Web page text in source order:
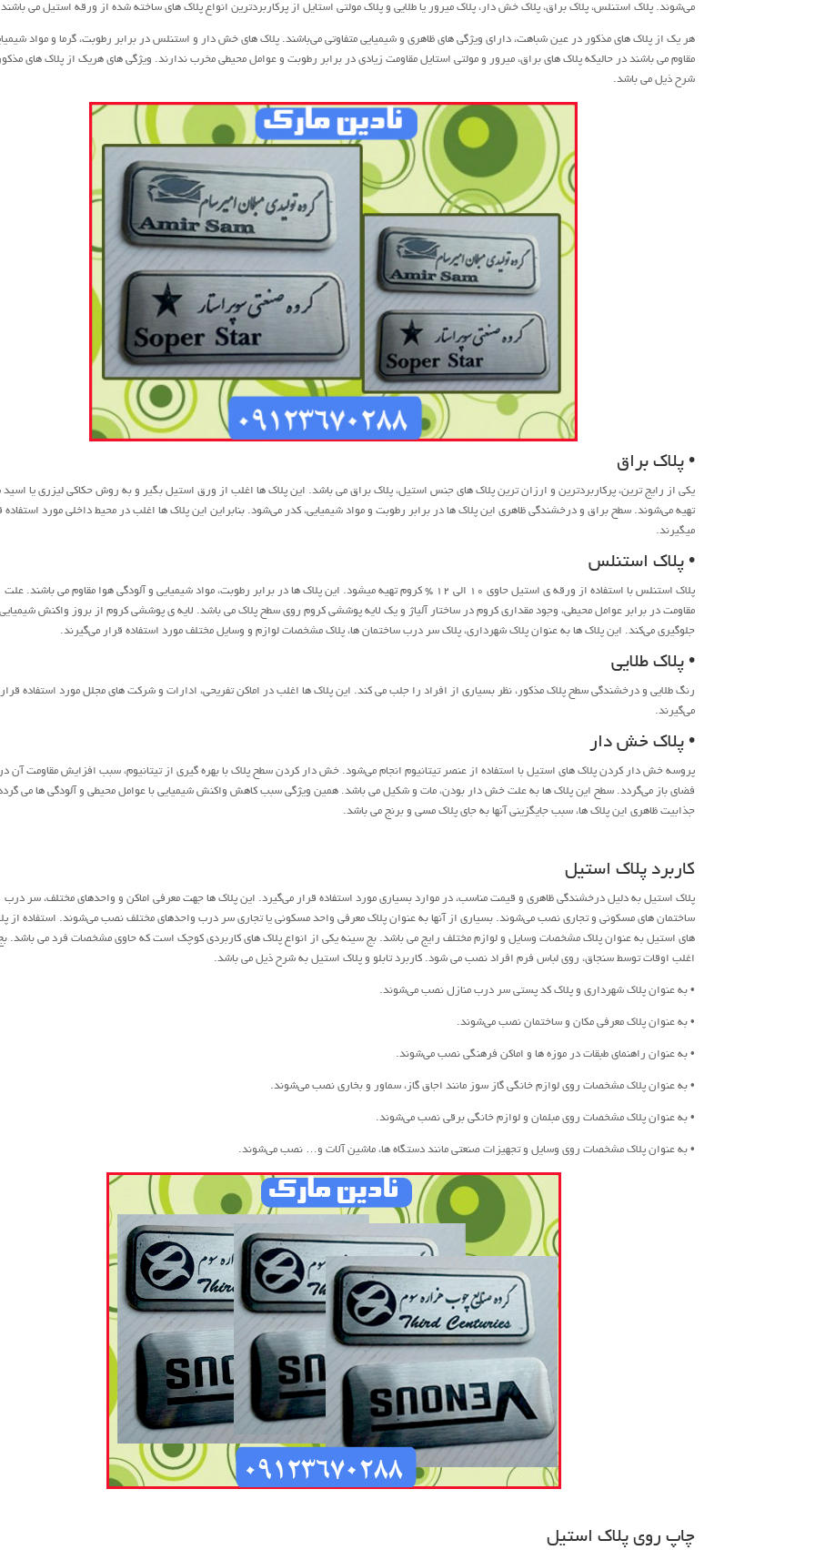
می‌شوند. پلاک استنلس، پلاک براق، پلاک خش دار، پلاک میرور یا طلایی و پلاک مولتی استایل از پرکاربردترین انواع پلاک های ساخته شده از ورقه استیل می
هر یک از پلاک های مذکور در عین شباهت، دارای ویژگی های ظاهری و شیمیایی متفاوتی می‌باشند. پلاک های خش دار و استنلس در برابر رطوبت، گرما و مواد
مقاوم می باشند در حالیکه پلاک های براق، میرور و مولتی استایل مقاومت زیادی در برابر رطوبت و عوامل محیطی مخرب ندارند. ویژگی های هریک از پلاک های
شرح ذیل می باشد.
• پلاک براق
یکی از رایج ترین، پرکاربردترین و ارزان ترین پلاک های جنس استیل، پلاک براق می باشد. این پلاک ها اغلب از ورق استیل بگیر و به روش حکاکی لیزری یا
تهیه می‌شوند. سطح براق و درخشندگی ظاهری این پلاک ها در برابر رطوبت و مواد شیمیایی، کدر می‌شود. بنابراین این پلاک ها اغلب در محیط داخلی مورد استفاده
میگیرند.
• پلاک استنلس
پلاک استنلس با استفاده از ورقه ی استیل حاوی 10 الی 12 % کروم تهیه میشود. این پلاک ها در برابر رطوبت، مواد شیمیایی و آلودگی هوا مقاوم می باشند. علت
مقاومت در برابر عوامل محیطی، وجود مقداری کروم در ساختار آلیاژ و یک لایه پوششی کروم روی سطح پلاک می باشد. لایه ی پوششی کروم از بروز واکنش شیمیایی
جلوگیری می‌کند. این پلاک ها به عنوان پلاک شهرداری، پلاک سر درب ساختمان ها، پلاک مشخصات لوازم و وسایل مختلف مورد استفاده قرار می‌گیرند.
• پلاک طلایی
رنگ طلایی و درخشندگی سطح پلاک مذکور، نظر بسیاری از افراد را جلب می کند. این پلاک ها اغلب در اماکن تفریحی، ادارات و شرکت های مجلل مورد استفاده قرار
می‌گیرند.
• پلاک خش دار
پروسه خش دار کردن پلاک های استیل با استفاده از عنصر تیتانیوم انجام می‌شود. خش دار کردن سطح پلاک با بهره گیری از تیتانیوم، سبب افزایش مقاومت آن در
فضای باز می‌گردد. سطح این پلاک ها به علت خش دار بودن، مات و شکیل می باشد. همین ویژگی سبب کاهش واکنش شیمیایی با عوامل محیطی و آلودگی ها می
جذابیت ظاهری این پلاک ها، سبب جایگزینی آنها به جای پلاک مسی و برنج می باشد.
کاربرد پلاک استیل
پلاک استیل به دلیل درخشندگی ظاهری و قیمت مناسب، در موارد بسیاری مورد استفاده قرار می‌گیرد. این پلاک ها جهت معرفی اماکن و واحدهای مختلف، سر درب
ساختمان های مسکونی و تجاری نصب می‌شوند. بسیاری از آنها به عنوان پلاک معرفی واحد مسکونی یا تجاری سر درب واحدهای مختلف نصب می‌شوند. استفاده از
های استیل به عنوان پلاک مشخصات وسایل و لوازم مختلف رایج می باشد. بج سینه یکی از انواع پلاک های کاربردی کوچک است که حاوی مشخصات فرد می باشد.
اغلب اوقات توسط سنجاق، روی لباس فرم افراد نصب می شود. کاربرد تابلو و پلاک استیل به شرح ذیل می باشد.
• به عنوان پلاک شهرداری و پلاک کد پستی سر درب منازل نصب می‌شوند.
• به عنوان پلاک معرفی مکان و ساختمان نصب می‌شوند.
• به عنوان راهنمای طبقات در موزه ها و اماکن فرهنگی نصب می‌شوند.
• به عنوان پلاک مشخصات روی لوازم خانگی گاز سوز مانند اجاق گاز، سماور و بخاری نصب می‌شوند.
• به عنوان پلاک مشخصات روی مبلمان و لوازم خانگی برقی نصب می‌شوند.
• به عنوان پلاک مشخصات روی وسایل و تجهیزات صنعتی مانند دستگاه ها، ماشین آلات و… نصب می‌شوند.
چاپ روی پلاک استیل